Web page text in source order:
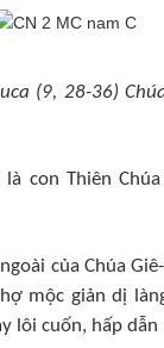
(9, 28-36)
con Thiên
của Chúa
mộc giản dị
lôi cuốn, hấp dẫn